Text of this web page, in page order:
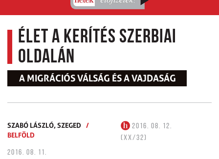
Élet a kerítés szerbiai
oldalán
A MIGRÁCIÓS VÁLSÁG ÉS A VAJDASÁG
SZABÓ LÁSZLÓ,SZEGED
/
BELFÖLD
2016. 08. 12.
(XX/32)
2016. 08. 11.